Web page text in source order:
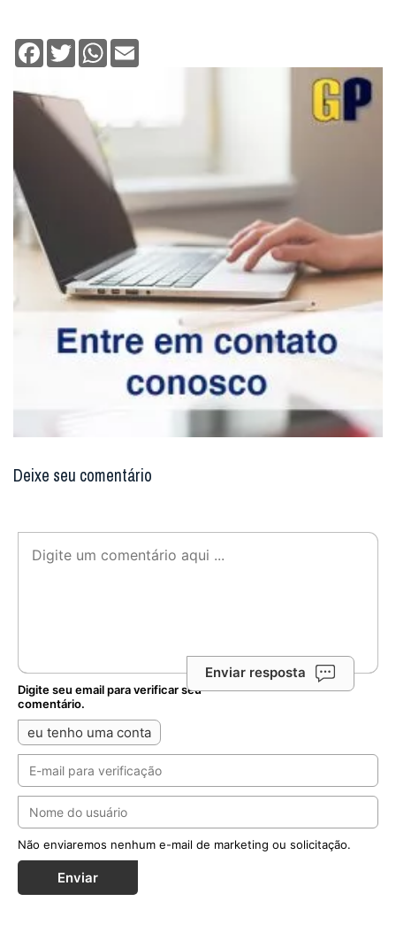
Facebook
TwitterWhatsApp
Deixe seu comentário
Enviar resposta
Digite seu email para verificar seu
comentário.
eu tenho uma conta
Não enviaremos nenhum e-mail de marketing ou solicitação.
Enviar